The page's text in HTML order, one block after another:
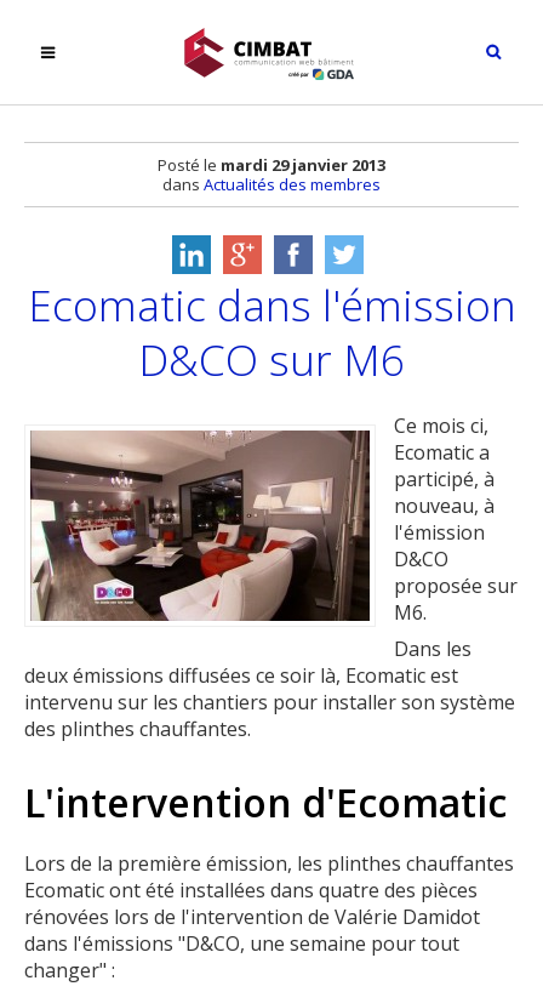
Posté le mardi 29 janvier 2013
dans Actualités des membres
Ecomatic dans l'émission
D&CO sur M6
Ce mois ci,
Ecomatic a
participé, à
nouveau, à
l'émission
D&CO
proposée sur
M6.
Dans les
deux émissions diffusées ce soir là, Ecomatic est
intervenu sur les chantiers pour installer son système
des plinthes chauffantes.
L'intervention d'Ecomatic
Lors de la première émission, les plinthes chauffantes
Ecomatic ont été installées dans quatre des pièces
rénovées lors de l'intervention de Valérie Damidot
dans l'émissions "D&CO, une semaine pour tout
changer" :